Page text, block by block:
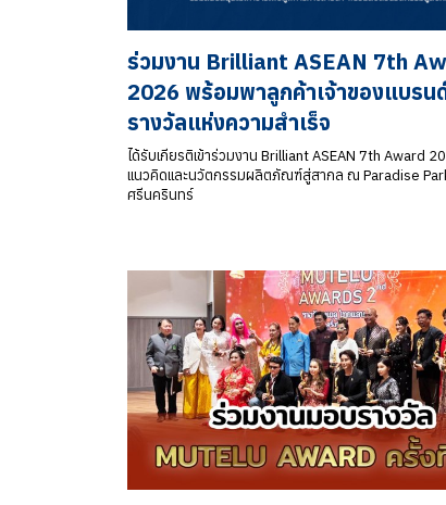
ร่วมงาน Brilliant ASEAN 7th
2026 พร้อมพาลูกค้าเจ้าของแบรน
รางวัลแห่งความสำเร็จ
ได้รับเกียรติเข้าร่วมงาน Brilliant ASEAN 7th Award
แนวคิดและนวัตกรรมผลิตภัณฑ์สู่สากล ณ Paradise
ศรีนครินทร์